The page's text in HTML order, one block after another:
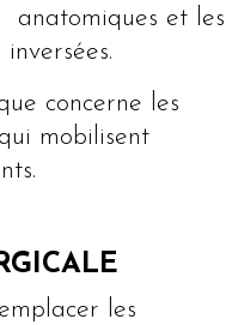
anatomiques et les
concerne les
mobilisent
les